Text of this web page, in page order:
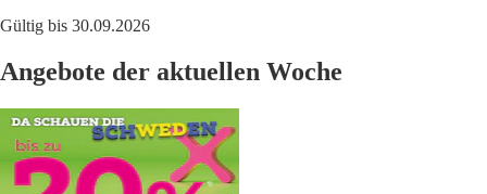
Gültig bis 30.09.2026
Angebote der aktuellen Woche